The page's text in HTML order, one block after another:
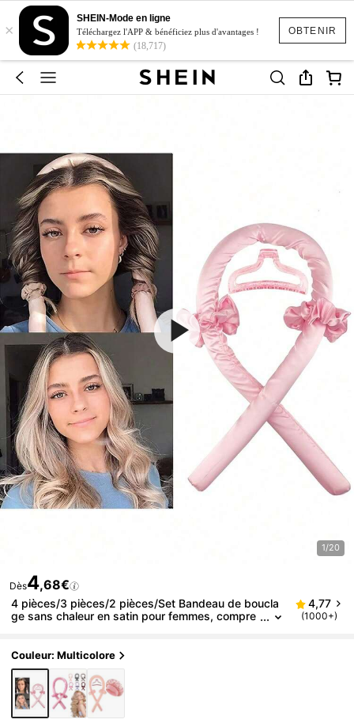
OBTENIR
×
SHEIN-Mode en ligne
Téléchargez l'APP & bénéficiez plus d'avantages !
(18,717)
1/20
Dès4,68€
4 pièces/3 pièces/2 pièces/Set Bandeau de boucla
ge sans chaleur en satin pour femmes, compre
DIY, rend les cheveux doux et brillants, convient à t
outes les couleurs de cheveux
4,77
(1000+)
Couleur: Multicolore